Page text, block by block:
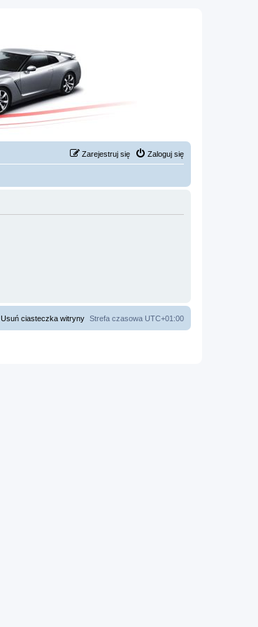
Zaloguj się
Zarejestruj się
Strefa czasowa UTC+01:00
Usuń ciasteczka witryny